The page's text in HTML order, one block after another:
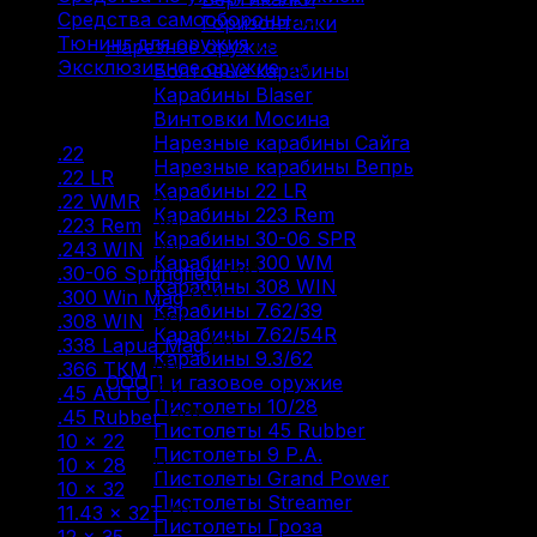
Горизонталки
Нарезное оружие
Болтовые карабины
Карабины Blaser
Винтовки Мосина
Нарезные карабины Сайга
Нарезные карабины Вепрь
Карабины 22 LR
Карабины 223 Rem
Карабины 30-06 SPR
Карабины 300 WM
Карабины 308 WIN
Карабины 7.62/39
Карабины 7.62/54R
Карабины 9.3/62
ОООП и газовое оружие
Пистолеты 10/28
Пистолеты 45 Rubber
Пистолеты 9 Р.А.
Пистолеты Grand Power
Пистолеты Streamer
Пистолеты Гроза
Средства самообороны (6)
Тюнинг для оружия (37)
Эксклюзивное оружие (6)
.22
.22 LR
(29)
.22 WMR (3)
.223 Rem (18)
.243 WIN (4)
.30-06 Springfield (18)
.300 Win Mag (12)
.308 WIN (30)
.338 Lapua Mag (2)
.366 ТКМ (5)
.45 AUTO (2)
.45 Rubber (10)
10 × 22
(7)
10 × 28
(14)
10 × 32
(2)
11.43 × 32T (1)